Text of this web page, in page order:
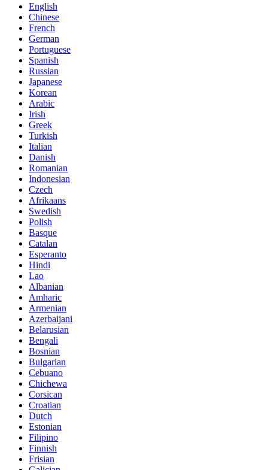
English
Chinese
French
German
Portuguese
Spanish
Russian
Japanese
Korean
Arabic
Irish
Greek
Turkish
Italian
Danish
Romanian
Indonesian
Czech
Afrikaans
Swedish
Polish
Basque
Catalan
Esperanto
Hindi
Lao
Albanian
Amharic
Armenian
Azerbaijani
Belarusian
Bengali
Bosnian
Bulgarian
Cebuano
Chichewa
Corsican
Croatian
Dutch
Estonian
Filipino
Finnish
Frisian